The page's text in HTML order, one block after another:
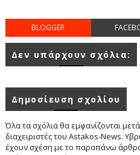
BLOGGER
Δεν υπάρχουν σχόλια:
Δημοσίευση σχολίου
Όλα τα σχόλια θα εμφανίζονται
διαχειριστές του Astakos-News.
έχουν σχέση με το παραπάνω